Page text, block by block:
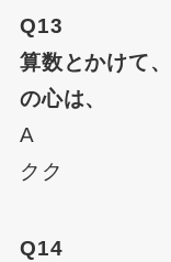
Q13
算数とかけて
の心は、
A
クク
Q14